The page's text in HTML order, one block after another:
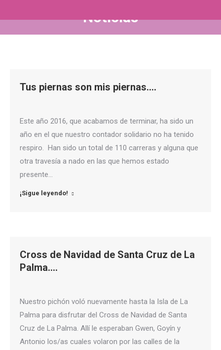
Noticias
Tus piernas son mis piernas….
Este año 2016, que acabamos de terminar, ha sido un
año en el que nuestro contador solidario no ha tenido
respiro. Han sido un total de 110 carreras y alguna que
otra travesía a nado en las que hemos estado
presente…
¡Sigue leyendo!
Cross de Navidad de Santa Cruz de La
Palma….
Nuestro pichón voló nuevamente hasta la Isla de La
Palma para disfrutar del Cross de Navidad de Santa
Cruz de La Palma. Allí le esperaban Gwen, Goyín y
Antonio los/as cuales volaron por las calles de la